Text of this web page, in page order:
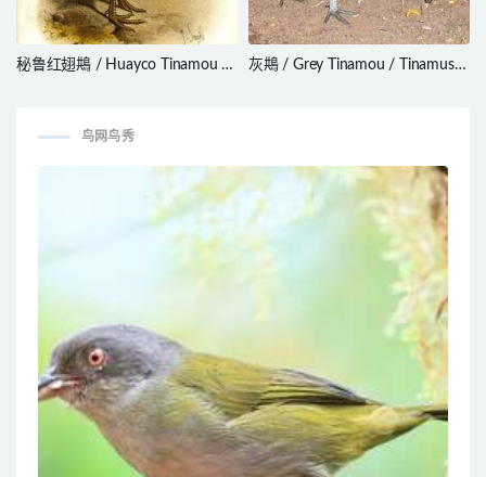
秘鲁红翅䳍 / Huayco Tinamou /
灰䳍 / Grey Tinamou / Tinamus
鸟网鸟秀